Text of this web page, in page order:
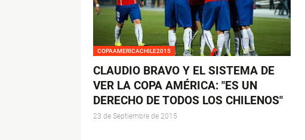
COPAAMERICACHILE2015
CLAUDIO BRAVO Y EL SISTEMA DE
VER LA COPA AMÉRICA: "ES UN
DERECHO DE TODOS LOS CHILENOS"
23 de Septiembre de 2015